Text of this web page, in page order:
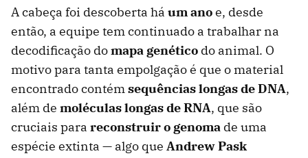
A cabeça foi descoberta há um anoe, desde
então, a equipe tem continuado a trabalhar na
decodificação domapa genético do animal. O
motivo para tanta empolgação é que o material
encontrado contémsequências longas de DNA,
além de moléculas longas de RNA, que são
cruciais para reconstruir o genoma de uma
espécie extinta — algo que Andrew Pask